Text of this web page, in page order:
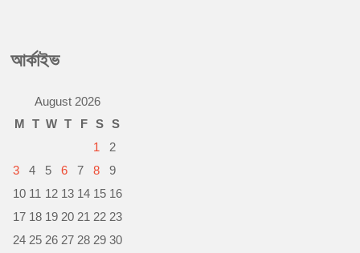
আর্কাইভ
August 2026
M T W T F S
S
1
2
3
4 5 6 7 8
9
10 11 12 13 14 15 16
17 18 19 20 21 22 23
24 25 26 27 28 29 30